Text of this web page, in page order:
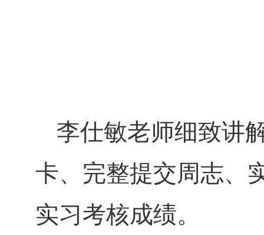
李仕敏老师细致讲
卡、完整提交周志、
实习考核成绩。